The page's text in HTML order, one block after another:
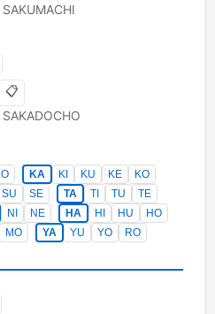
SAKUMACHI
📋
SAKADOCHO
O KA KI KU KE
KO
SU SE TA TI TU
TE
NI NE HA HI HU
HO
MO YA YU YO
RO